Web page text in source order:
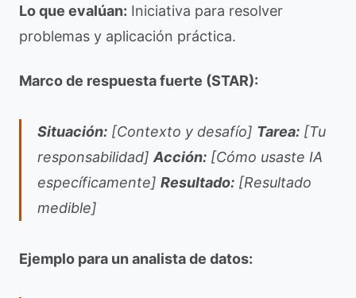
Lo que evalúan: Iniciativa para resolver
problemas y aplicación práctica.
Marco de respuesta fuerte (STAR):
Situación: [Contexto y desafío] Tarea: [Tu
responsabilidad] Acción: [Cómo usaste IA
específicamente] Resultado: [Resultado
medible]
Ejemplo para un analista de datos: